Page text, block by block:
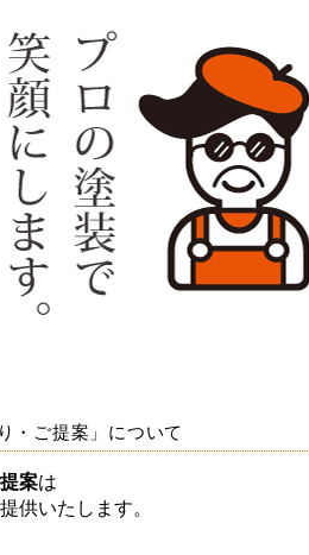
・ご提案」について
案は
供いたします。